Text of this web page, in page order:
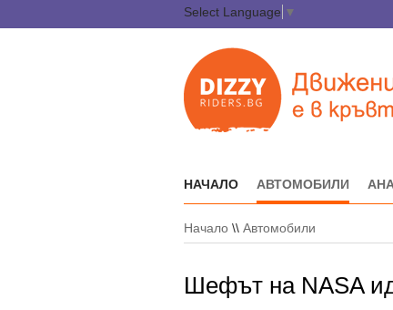
Select Language ▼
НАЧАЛО АВТОМОБИЛИ
Начало \\ Автомобили
Шефът на NASA